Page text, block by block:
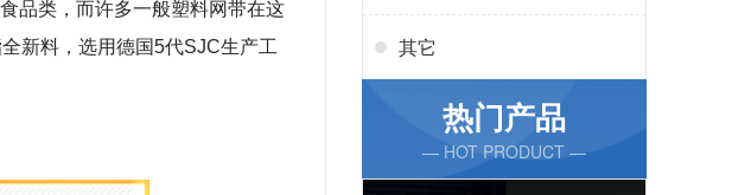
品类，而许多一般塑料网带在这
新料，选用德国5代SJC生产工
其它
热门产品
— HOT PRODUCT —